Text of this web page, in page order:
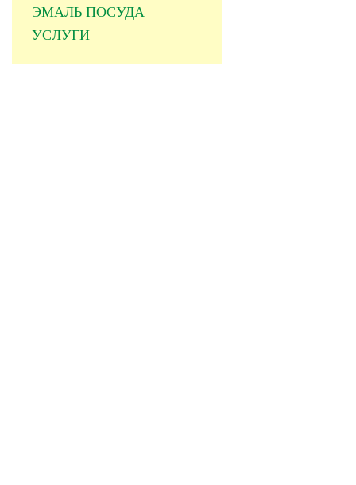
ЭМАЛЬ ПОСУДА
УСЛУГИ